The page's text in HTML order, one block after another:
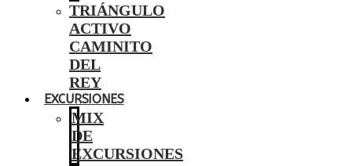
TRIÁNGULO
ACTIVO
CAMINITO
DEL
REY
EXCURSIONES
MIX
DE
EXCURSIONES